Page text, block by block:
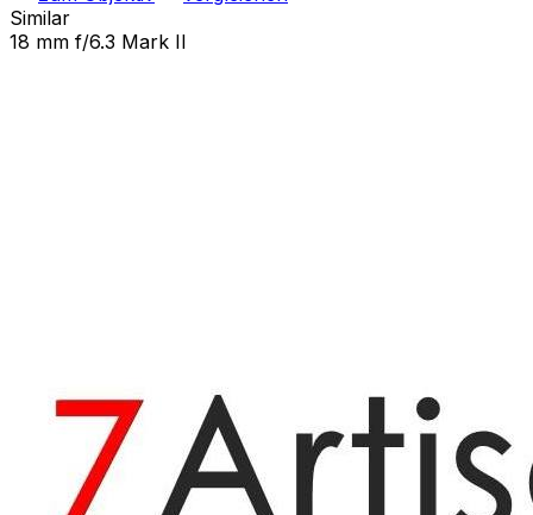
Similar
18 mm f/6.3 Mark II